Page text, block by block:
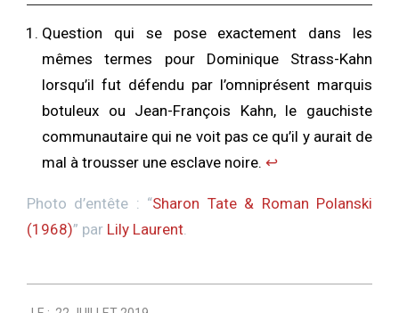
Question qui se pose exactement dans les
mêmes termes pour Dominique Strass-Kahn
lorsqu’il fut défendu par l’omniprésent marquis
botuleux ou Jean-François Kahn, le gauchiste
communautaire qui ne voit pas ce qu’il y aurait de
mal à trousser une esclave noire. ↩︎
Photo d’entête : “Sharon Tate & Roman Polanski
(1968)” par Lily Laurent.